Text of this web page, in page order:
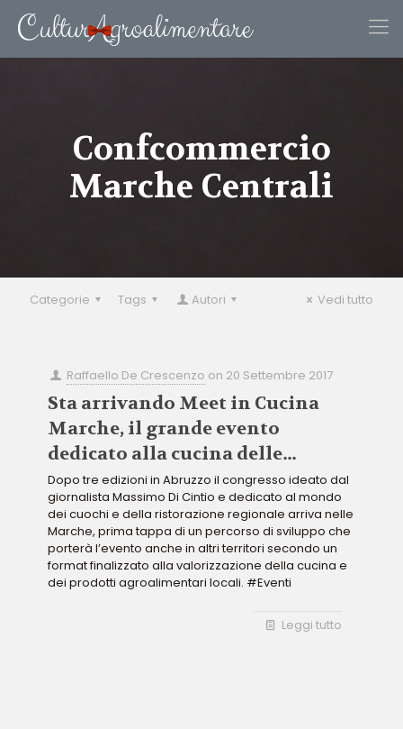
Confcommercio
Marche Centrali
Categorie Tags Autori Vedi tutto
Raffaello De Crescenzo on 20 Settembre 2017
Sta arrivando Meet in Cucina
Marche, il grande evento
dedicato alla cucina delle
Marche
Dopo tre edizioni in Abruzzo il congresso ideato dal
giornalista Massimo Di Cintio e dedicato al mondo
dei cuochi e della ristorazione regionale arriva nelle
Marche, prima tappa di un percorso di sviluppo che
porterà l’evento anche in altri territori secondo un
format finalizzato alla valorizzazione della cucina e
dei prodotti agroalimentari locali. #Eventi
Leggi tutto